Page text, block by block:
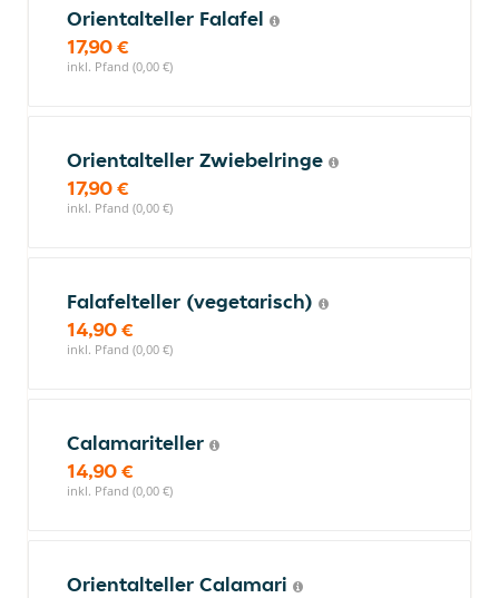
Orientalteller Falafel
17,90 €
inkl. Pfand (0,00 €)
Orientalteller Zwiebelringe
17,90 €
inkl. Pfand (0,00 €)
Falafelteller (vegetarisch)
14,90 €
inkl. Pfand (0,00 €)
Calamariteller
14,90 €
inkl. Pfand (0,00 €)
Orientalteller Calamari